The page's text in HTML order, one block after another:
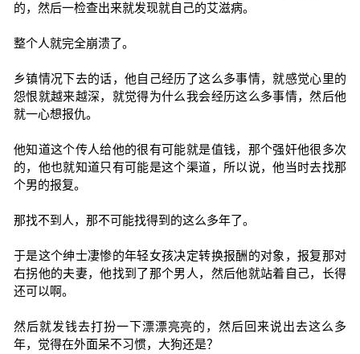
的，然后一检查出来就发现就自己的艾滋病。
整个人就完全崩溃了。
乡镇情况下去的话，他自己经历了这么多事情，就感觉心里的
怨恨就越来越深，就觉得为什么我会经历这么多事情，然后他
就一心想报仇。
他知道这个传人给他的很有可能就是值钱，那个强奸他很多次
的，他也就知道只有可能是这个渠道，所以说，他当时去找那
个男的报复。
那找不到人，那不可能找得到的这么多年了。
于是这个绅士凄惨的年轻女孩决定转换报酬的对象，报复那对
右拐他的夫妻，他找到了那个男人，然后他就站着自己，长得
还可以啊。
然后就发钱去打扮一下漂漂亮亮的，然后回来说出去这么多
年，觉得在外面呆不习惯，大狗还是？